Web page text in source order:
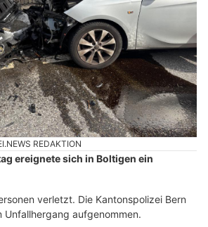
REDAKTION
ereignete sich in Boltigen ein
verletzt. Die Kantonspolizei Bern
Unfallhergang aufgenommen.